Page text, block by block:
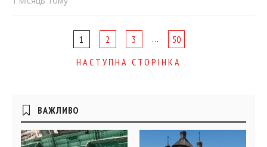
navigation
1 2 3 …
50
НАСТУПНА СТОРІНКА
Бічні
віджети
ВАЖЛИВО